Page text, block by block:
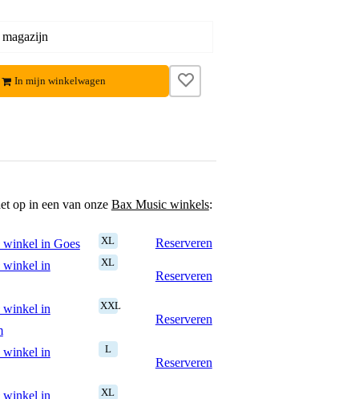
In mijn winkelwagen
op in een van onze Bax Music winkels:
in Goes XL
Reserveren
winkel in
XL
Reserveren
winkel in
XXL
Reserveren
winkel in
L
Reserveren
winkel in
XL